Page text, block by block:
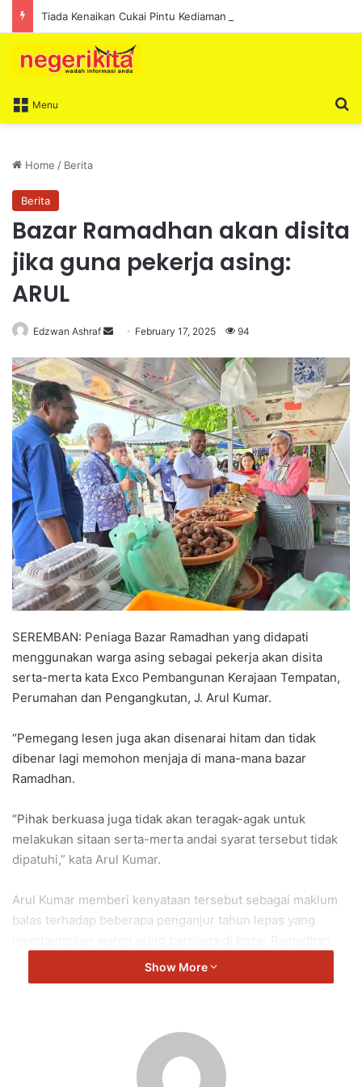
Menu
Home / Berita
Berita
Bazar Ramadhan akan disita
jika guna pekerja asing:
ARUL
Edzwan Ashraf
n
d
a
e
m
a
i
l
February 17, 2025 94
SEREMBAN: Peniaga Bazar Ramadhan yang didapati
menggunakan warga asing sebagai pekerja akan disita
serta-merta kata Exco Pembangunan Kerajaan Tempatan,
Perumahan dan Pengangkutan, J. Arul Kumar.
“Pemegang lesen juga akan disenarai hitam dan tidak
dibenar lagi memohon menjaja di mana-mana bazar
Ramadhan.
“Pihak berkuasa juga tidak akan teragak-agak untuk
melakukan sitaan serta-merta andai syarat tersebut tidak
dipatuhi,” kata Arul Kumar.
Arul Kumar memberi kenyataan tersebut sebagai maklum
balas terhadap beberapa penganjur tahun lepas yang
Arul Kumar turut tambah bahawa bazar Ramadhan adalah
sewaan kepada orang lain.
“Mereka yang memohon gerai di bazar Ramadhan sahaja
Show More